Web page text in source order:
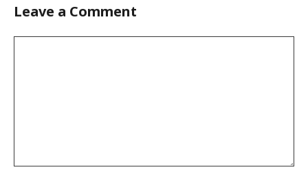
Leave a Comment